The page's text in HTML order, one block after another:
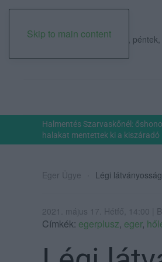
Skip to main content
2026. augusztus 07.,
Halmentés Szarvaskőnél:
halakat mentettek ki a kiszáradó
Eger Ügye Légi
2021. május 17. Hétfő, 14:00 |
Címkék: egerplusz, eger,